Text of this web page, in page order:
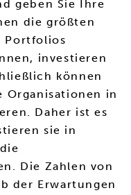
geben Sie Ihre
die größten
Portfolios
investieren
können
Organisationen in
Daher ist es
sie in
Die Zahlen von
der Erwartungen